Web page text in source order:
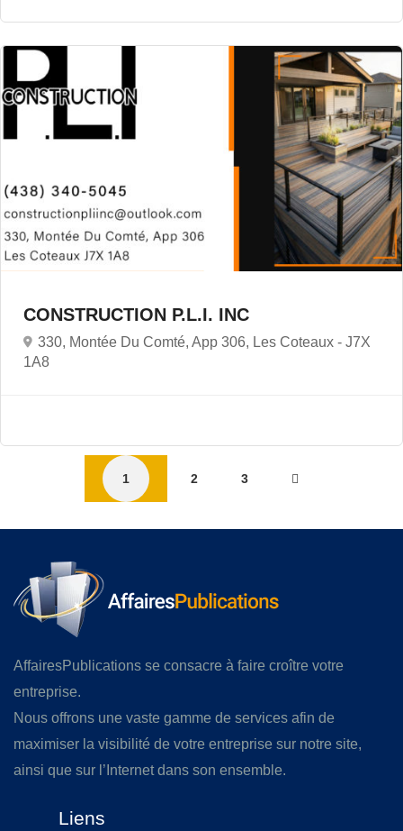
CONSTRUCTION P.L.I. INC
330, Montée Du Comté, App 306, Les Coteaux - J7X
1A8
1 2 3
AffairesPublications se consacre à faire croître votre
entreprise.
Nous offrons une vaste gamme de services afin de
maximiser la visibilité de votre entreprise sur notre site,
ainsi que sur l’Internet dans son ensemble.
Liens